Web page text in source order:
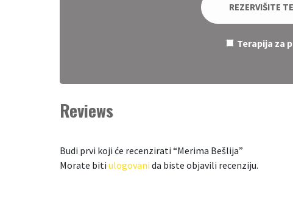
REZERVIŠITE
Terapija za
Reviews
Budi prvi koji će recenzirati “Merima Bešlija”
Morate biti ulogovani da biste objavili recenziju.